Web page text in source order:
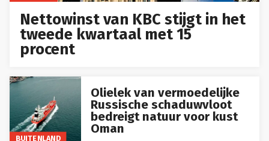
Nettowinst van KBC stijgt in het
tweede kwartaal met 15
procent
BUITENLAND
Olielek van vermoedelijke
Russische schaduwvloot
bedreigt natuur voor kust
Oman